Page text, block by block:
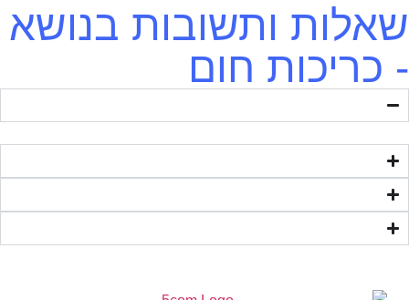
שאלות ותשובות בנושא
- כריכות חום